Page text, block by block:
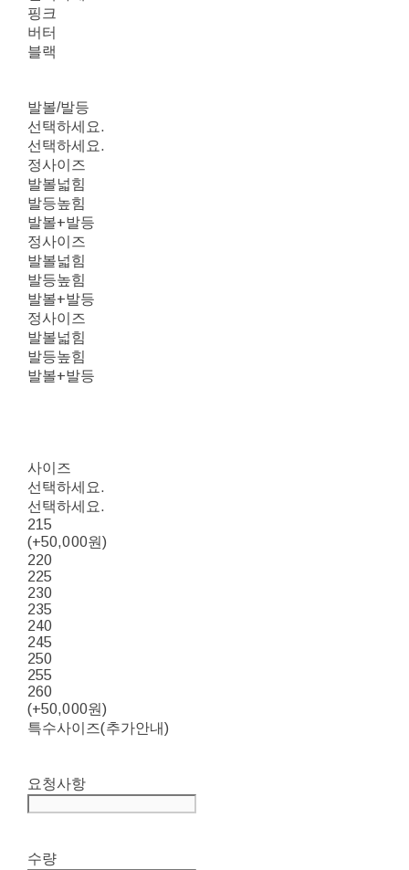
핑크
버터
블랙
발볼/발등
선택하세요.
선택하세요.
정사이즈
발볼넓힘
발등높힘
발볼+발등
정사이즈
발볼넓힘
발등높힘
발볼+발등
정사이즈
발볼넓힘
발등높힘
발볼+발등
사이즈
선택하세요.
선택하세요.
215
(+50,000원)
220
225
230
235
240
245
250
255
260
(+50,000원)
특수사이즈(추가안내)
요청사항
수량